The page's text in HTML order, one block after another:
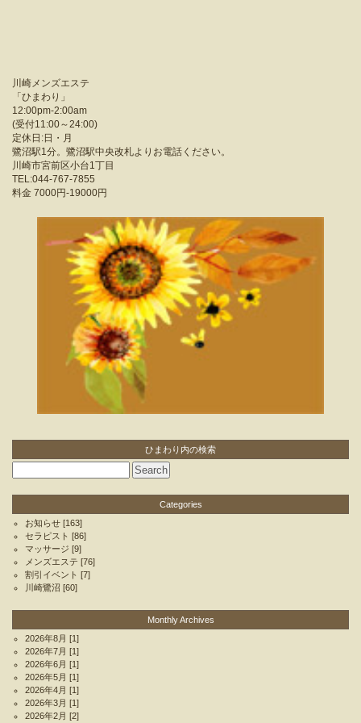
川崎メンズエステ
「ひまわり 」
12:00pm-2:00am
(受付11:00～24:00)
定休日:日・月
鷺沼駅1分。鷺沼駅中央改札よりお電話ください。
川崎市宮前区小台1丁目
TEL:044-767-7855
料金 7000円-19000円
ひまわり内の検索
Categories
お知らせ [163]
セラピスト [86]
マッサージ [9]
メンズエステ [76]
割引イベント [7]
川崎鷺沼 [60]
Monthly Archives
2026年8月 [1]
2026年7月 [1]
2026年6月 [1]
2026年5月 [1]
2026年4月 [1]
2026年3月 [1]
2026年2月 [2]